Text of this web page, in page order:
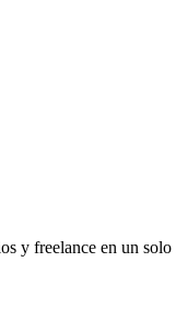
y freelance en un solo